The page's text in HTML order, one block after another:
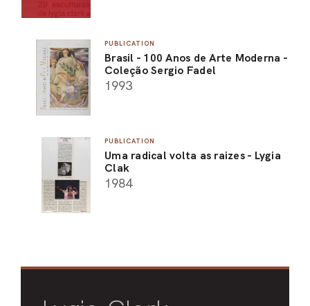
PUBLICATION
Brasil - 100 Anos de Arte Moderna -
Coleção Sergio Fadel
1993
PUBLICATION
Uma radical volta as raizes - Lygia
Clak
1984